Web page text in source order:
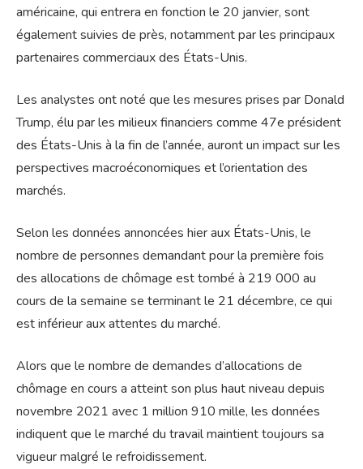
américaine, qui entrera en fonction le 20 janvier, sont
également suivies de près, notamment par les principaux
partenaires commerciaux des États-Unis.
Les analystes ont noté que les mesures prises par Donald
Trump, élu par les milieux financiers comme 47e président
des États-Unis à la fin de l’année, auront un impact sur les
perspectives macroéconomiques et l’orientation des
marchés.
Selon les données annoncées hier aux États-Unis, le
nombre de personnes demandant pour la première fois
des allocations de chômage est tombé à 219 000 au
cours de la semaine se terminant le 21 décembre, ce qui
est inférieur aux attentes du marché.
Alors que le nombre de demandes d’allocations de
chômage en cours a atteint son plus haut niveau depuis
novembre 2021 avec 1 million 910 mille, les données
indiquent que le marché du travail maintient toujours sa
vigueur malgré le refroidissement.